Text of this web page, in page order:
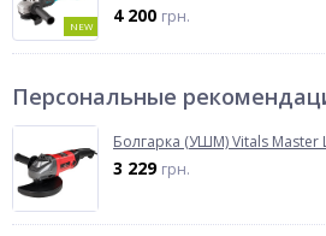
NEW 4 200 грн.
Персональные
Болгарка (УШМ) Vitals Master
3 229 грн.